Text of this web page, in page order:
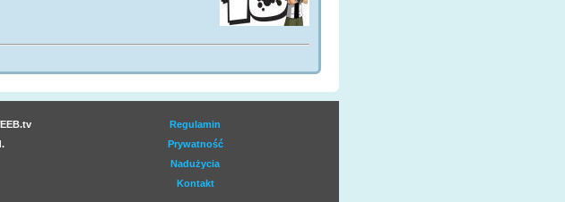
NOWE ODCINKI KUCHENNE
na kuchennerewolucje
AXN HD
na axn_hd
przez kamlen
Regulamin
Prywatność
Nadużycia
Kontakt